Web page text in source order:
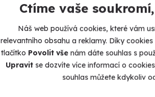
Ctíme vaše
Náš web používá cookies, které vám
relevantního obsahu a reklamy. Díky
tlačítko Povolit vše nám dáte souhlas s
Upravitse dozvíte více informací o
souhlas můžete kdykoliv
Dárkový balíček 10
Kráva +
Vychmelený dárek pro všechny
U vás doma
151